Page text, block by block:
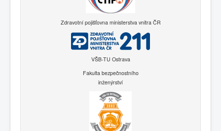
Zdravotní pojišťovna ministerstva vnitra ČR
VŠB-TU Ostrava
Fakulta bezpečnostního
inženýrství